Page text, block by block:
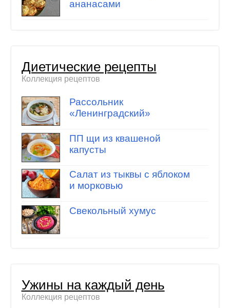
ананасами
Диетические рецепты
Коллекция рецептов
Рассольник
«Ленинградский»
ПП щи из квашеной
капусты
Салат из тыквы с яблоком
и морковью
Свекольный хумус
Ужины на каждый день
Коллекция рецептов